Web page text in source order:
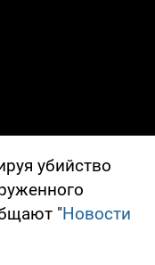
Video
убийство
"Новости